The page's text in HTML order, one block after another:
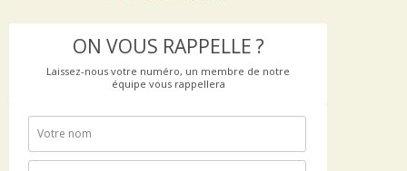
ON VOUS RAPPELLE ?
Laissez-nous votre numéro, un membre de notre
équipe vous rappellera